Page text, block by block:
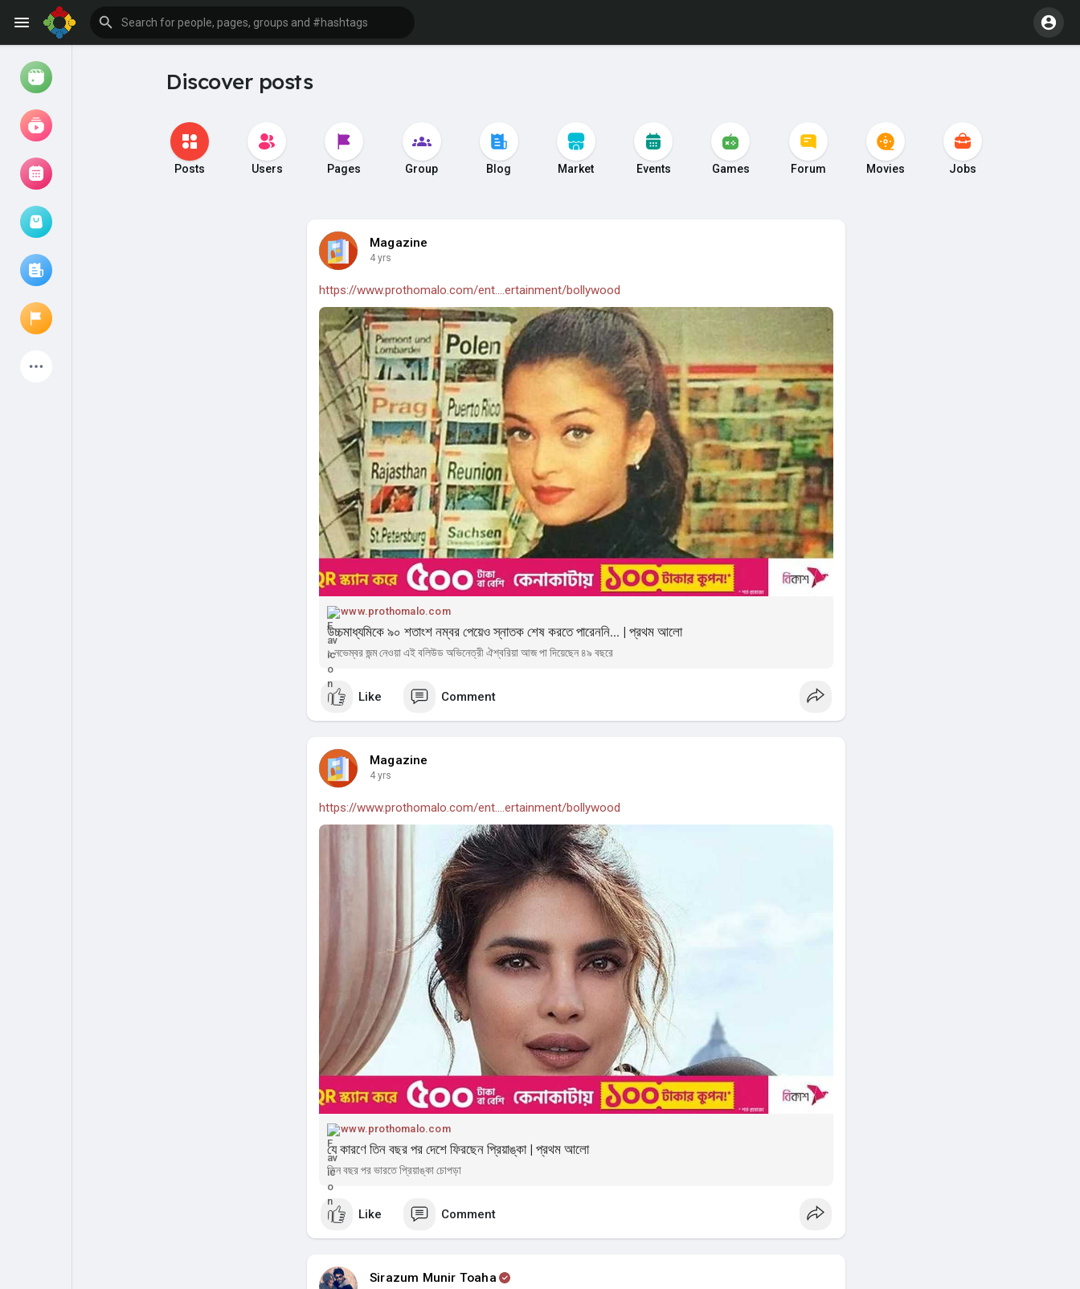
Discover posts
Posts Users Pages Group Blog Market Events Games Forum Movies Jobs
Magazine
4 yrs
https://www.prothomalo.com/ent....ertainment/bollywood
www.prothomalo.com
উচ্চমাধ্যমিকে ৯০ শতাংশ নম্বর পেয়েও স্নাতক শেষ করতে পারেননি... | প্রথম আলো
১ নভেম্বর জন্ম নেওয়া এই বলিউড অভিনেত্রী ঐশ্বরিয়া আজ পা দিয়েছেন ৪৯ বছরে
Like Comment
Magazine
4 yrs
https://www.prothomalo.com/ent....ertainment/bollywood
www.prothomalo.com
যে কারণে তিন বছর পর দেশে ফিরছেন প্রিয়াঙ্কা | প্রথম আলো
তিন বছর পর ভারতে প্রিয়াঙ্কা চোপড়া
Like Comment
Sirazum Munir Toaha